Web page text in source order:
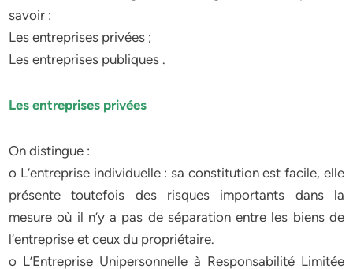
savoir :
Les entreprises privées ;
Les entreprises publiques .
Les entreprises privées
On distingue :
o L’entreprise individuelle : sa constitution est facile, elle
présente toutefois des risques importants dans la
mesure où il n’y a pas de séparation entre les biens de
l’entreprise et ceux du propriétaire.
o L’Entreprise Unipersonnelle à Responsabilité Limitée